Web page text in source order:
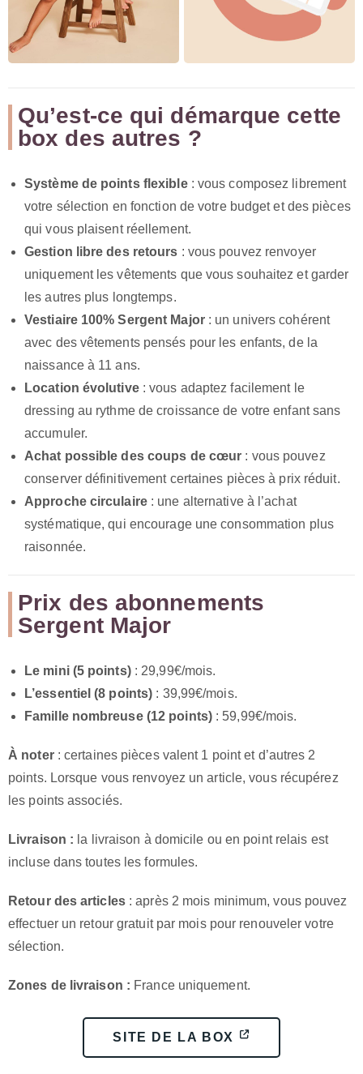
Qu’est-ce qui démarque cette
box des autres ?
Système de points flexible: vous composez librement
votre sélection en fonction de votre budget et des pièces
qui vous plaisent réellement.
Gestion libre des retours : vous pouvez renvoyer
uniquement les vêtements que vous souhaitez et garder
les autres plus longtemps.
Vestiaire 100% Sergent Major: un univers cohérent
avec des vêtements pensés pour les enfants, de la
naissance à 11 ans.
Location évolutive: vous adaptez facilement le
dressing au rythme de croissance de votre enfant sans
accumuler.
Achat possible des coups de cœur : vous pouvez
conserver définitivement certaines pièces à prix réduit.
Approche circulaire: une alternative à l’achat
systématique, qui encourage une consommation plus
raisonnée.
Prix des abonnements
Sergent Major
Le mini (5 points): 29,99€/mois.
L’essentiel (8 points) : 39,99€/mois.
Famille nombreuse (12 points): 59,99€/mois.
À noter: certaines pièces valent 1 point et d’autres 2
points. Lorsque vous renvoyez un article, vous récupérez
les points associés.
Livraison : la livraison à domicile ou en point relais est
incluse dans toutes les formules.
Retour des articles: après 2 mois minimum, vous pouvez
effectuer un retour gratuit par mois pour renouveler votre
sélection.
Zones de livraison : France uniquement.
SITE DE LA BOX